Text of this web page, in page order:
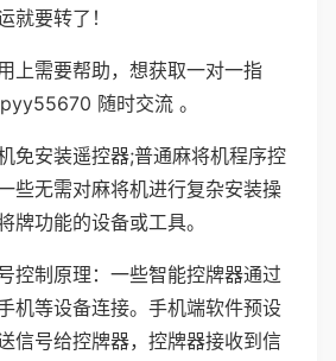
就要转了！
上需要帮助，想获取一对一指
随时交流 。
免安装遥控器;普通麻将机程序控
些无需对麻将机进行复杂安装操
牌功能的设备或工具。
控制原理：一些智能控牌器通过
机等设备连接。手机端软件预设
信号给控牌器，控牌器接收到信